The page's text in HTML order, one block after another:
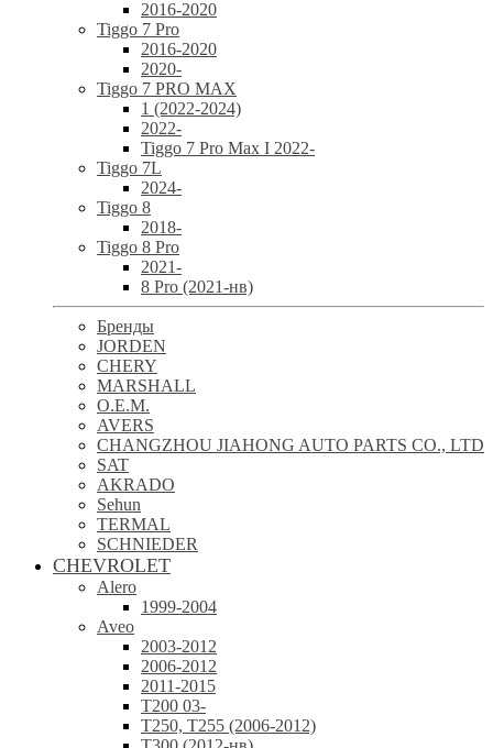
2016-2020
Tiggo 7 Pro
2016-2020
2020-
Tiggo 7 PRO MAX
1 (2022-2024)
2022-
Tiggo 7 Pro Max I 2022-
Tiggo 7L
2024-
Tiggo 8
2018-
Tiggo 8 Pro
2021-
8 Pro (2021-нв)
Бренды
JORDEN
CHERY
MARSHALL
O.E.M.
AVERS
CHANGZHOU JIAHONG AUTO PARTS CO., LTD
SAT
AKRADO
Sehun
TERMAL
SCHNIEDER
CHEVROLET
Alero
1999-2004
Aveo
2003-2012
2006-2012
2011-2015
T200 03-
T250, T255 (2006-2012)